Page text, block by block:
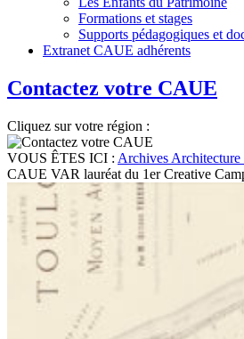
Formations et stages
Supports pédagogiques et
Extranet CAUE adhérents
Contactez votre CAUE
Cliquez sur votre région :
VOUS ÊTES ICI : Archives Architecture
CAUE VAR lauréat du 1er Creative